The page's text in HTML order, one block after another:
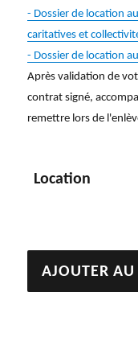
- Dossier de location
caritatives et
- Dossier de location
Après validation de
contrat signé,
remettre lors de
Location
quantité
de
AJOUTER